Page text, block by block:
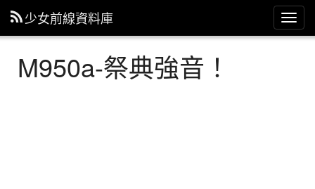
主
選
少女前線資料庫
M950a-祭典強音！